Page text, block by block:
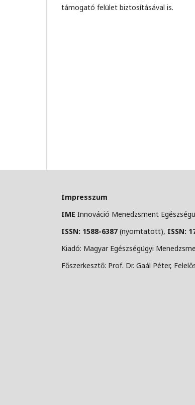
támogató felület biztosításával is.
Impresszum
IME Innováció Menedzsment
ISSN: 1588-6387 (nyomtatott), ISSN:
Kiadó: Magyar Egészségügyi
Főszerkesztő: Prof. Dr. Gaál Péter,